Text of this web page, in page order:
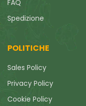
FAQ
Spedizione
POLITICHE
Sales Policy
Privacy Policy
Cookie Policy